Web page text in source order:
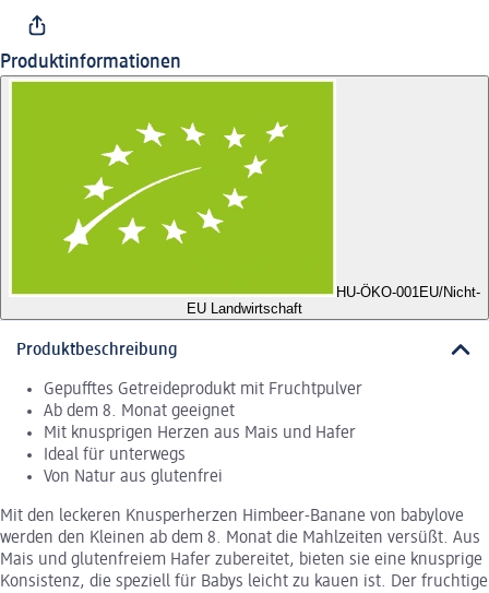
Produktinformationen
HU-ÖKO-001EU/Nicht-
EU Landwirtschaft
Produktbeschreibung
Gepufftes Getreideprodukt mit Fruchtpulver
Ab dem 8. Monat geeignet
Mit knusprigen Herzen aus Mais und Hafer
Ideal für unterwegs
Von Natur aus glutenfrei
Mit den leckeren Knusperherzen Himbeer-Banane von babylove
werden den Kleinen ab dem 8. Monat die Mahlzeiten versüßt. Aus
Mais und glutenfreiem Hafer zubereitet, bieten sie eine knusprige
Konsistenz, die speziell für Babys leicht zu kauen ist. Der fruchtige